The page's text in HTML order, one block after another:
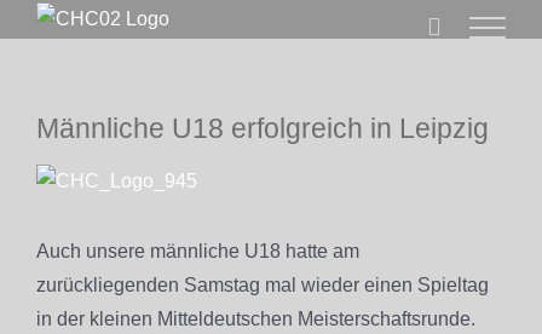
Männliche U18 erfolgreich in Leipzig
Zeige
Bild
Auch unsere männliche U18 hatte am
zurückliegenden Samstag mal wieder einen Spieltag
in der kleinen Mitteldeutschen Meisterschaftsrunde.